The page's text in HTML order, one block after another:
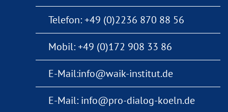
Telefon:+49 (0)2236 870 88 56
Mobil:+49 (0)172 908 33 86
E-Mail:info@waik-institut.de
E-Mail: info@pro-dialog-koeln.de